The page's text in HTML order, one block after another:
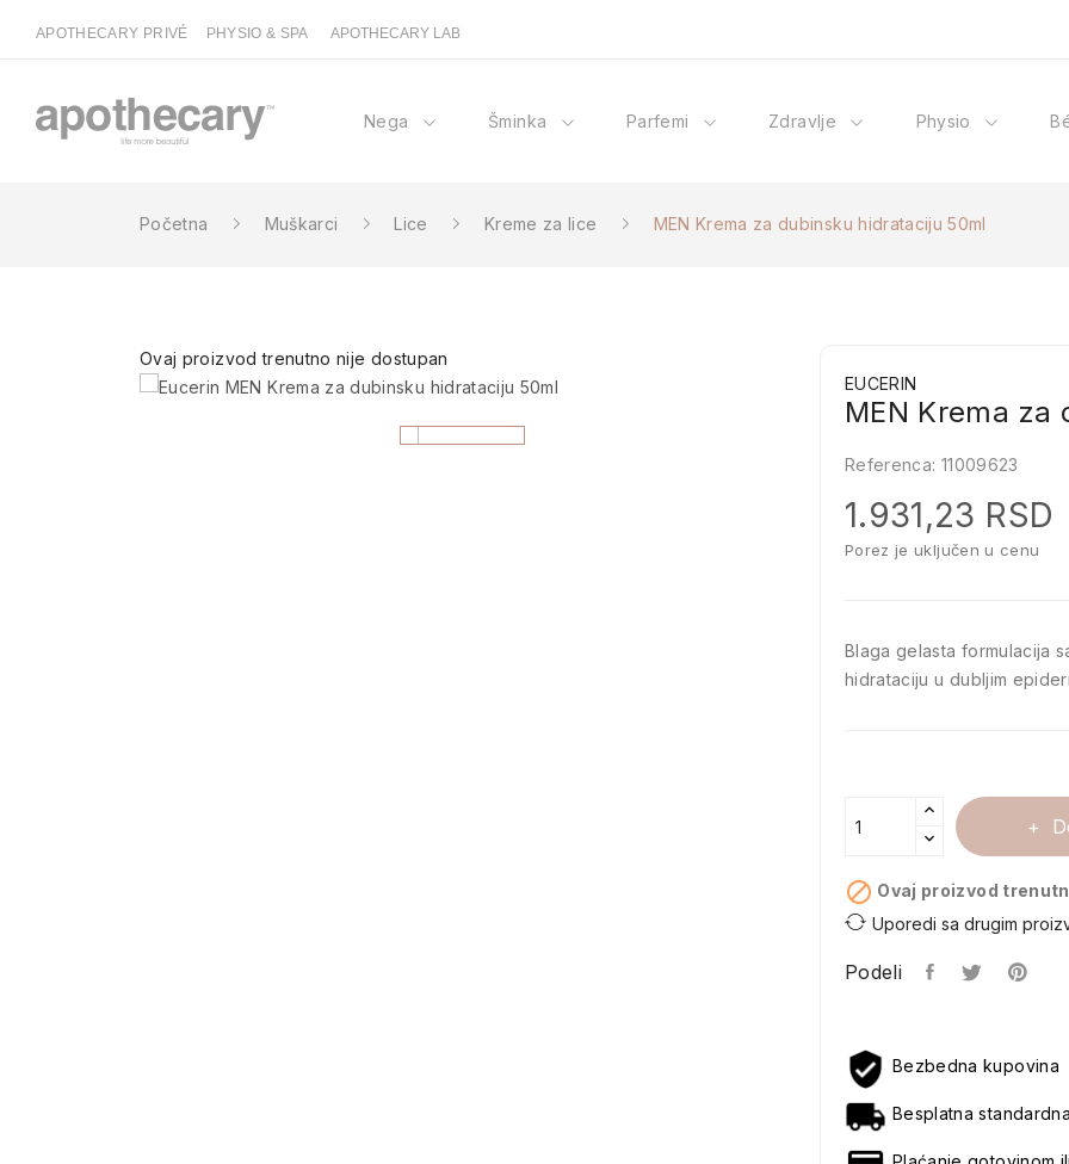
APOTHECARY PRIVÉ PHYSIO & SPA APOTHECARY LAB
Nega Šminka Parfemi Zdravlje Physio
Početna Muškarci Lice Kreme za lice MEN Krema za dubinsku hidrataciju 50ml
Ovaj proizvod trenutno nije dostupan
EUCERIN
MEN Krema
Referenca: 11009623
1.931,23 RSD
Porez je uključen u cenu
Blaga gelasta formulacija
hidrataciju u dubljim
 Ovaj proizvod
Uporedi sa drugim
Podeli
Bezbedna kupovina
Besplatna